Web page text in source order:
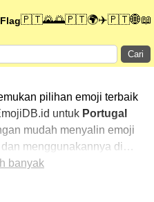
🇵🇹🌄🌅🇵🇹🌍✈️🇵🇹🌐📖
Cari
pilihan emoji terbaik
untuk Portugal
mudah menyalin emoji
menggunakannya di
sentuhan
banyak